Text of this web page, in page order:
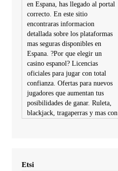
en Espana, has llegado al portal
correcto. En este sitio
encontraras informacion
detallada sobre los plataformas
mas seguras disponibles en
Espana. ?Por que elegir un
casino espanol? Licencias
oficiales para jugar con total
confianza. Ofertas para nuevos
jugadores que aumentan tus
posibilidades de ganar. Ruleta,
blackjack, tragaperras y mas con
KimonicRisse :
Etsi